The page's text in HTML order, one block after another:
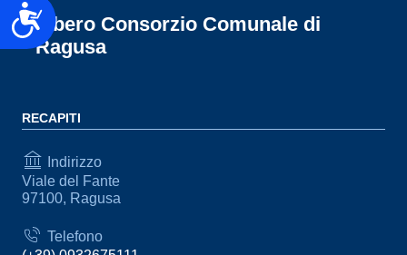
Accessibilità
Libero Consorzio Comunale di
Ragusa
RECAPITI
Indirizzo
Viale del Fante
97100, Ragusa
Telefono